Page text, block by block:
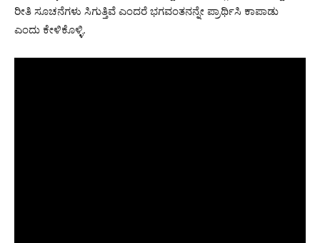
ರೀತಿ ಸೂಚನೆಗಳು ಸಿಗುತ್ತಿವೆ ಎಂದರೆ ಭಗವಂತನನ್ನೇ ಪ್ರಾರ್ಥಿಸಿ ಕಾಪಾಡು
ಎಂದು ಕೇಳಿಕೊಳ್ಳಿ.